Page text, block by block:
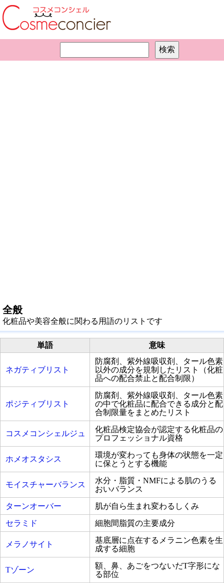
全般
化粧品や美容全般に関わる用語のリストです
単語 意味
ネガティブリスト
防腐剤、紫外線吸収剤、タール色素
以外の成分を規制したリスト（化粧
品への配合禁止と配合制限）
ポジティブリスト
防腐剤、紫外線吸収剤、タール色素
の中で化粧品に配合できる成分と配
合制限量をまとめたリスト
コスメコンシェルジュ
化粧品検定協会が認定する化粧品の
プロフェッショナル資格
ホメオスタシス
環境が変わっても身体の状態を一定
に保とうとする機能
モイスチャーバランス
水分・脂質・NMFによる肌のうる
おいバランス
ターンオーバー
肌が自ら生まれ変わるしくみ
セラミド
細胞間脂質の主要成分
メラノサイト
基底層に点在するメラニン色素を生
成する細胞
Tゾーン
額、鼻、あごをつないだT字形にな
る部位